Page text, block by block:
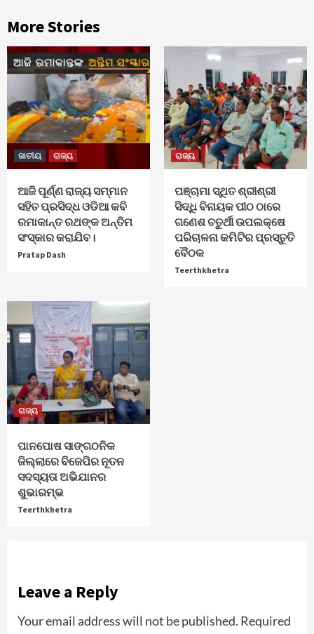
More Stories
ଜାତୀୟ ରାଜ୍ୟ
ଆଜି ପୂର୍ଣ୍ଣ ରାଜ୍ୟ ସମ୍ମାନ
ସହିତ ପ୍ରସିଦ୍ଧ ଓଡିଆ କବି
ରମାକାନ୍ତ ରଥଙ୍କ ଅନ୍ତିମ
ସଂସ୍କାର କରାଯିବ।
Pratap Dash
ରାଜ୍ୟ
ପଞ୍ଚାମା ସ୍ଥିତ ଶ୍ରୀଶ୍ରୀ
ସିଦ୍ଧି ବିନାୟକ ପୀଠ ଠାରେ
ଗଣେଶ ଚତୁର୍ଥୀ ଉପଲକ୍ଷେ
ପରିଚାଳନା କମିଟିର ପ୍ରସ୍ତୁତି
ବୈଠକ
Teerthkhetra
ରାଜ୍ୟ
ପାନପୋଷ ସାଙ୍ଗଠନିକ
ଜିଲ୍ଲାରେ ବିଜେପିର ନୂତନ
ସଦସ୍ୟତା ଅଭିଯାନର
ଶୁଭାରମ୍ଭ
Teerthkhetra
Leave a Reply
Your email address will not be published. Required